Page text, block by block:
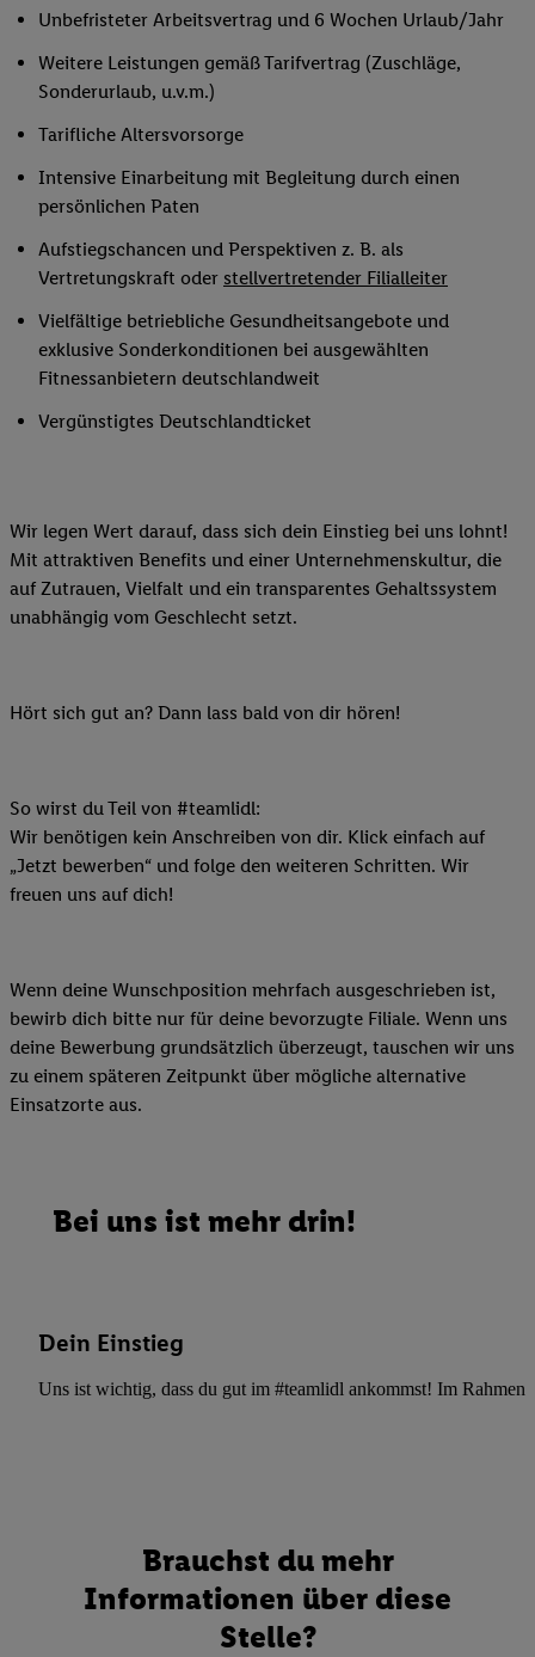
Unbefristeter Arbeitsvertrag und 6 Wochen Urlaub/Jahr
Weitere Leistungen gemäß Tarifvertrag (Zuschläge,
Sonderurlaub, u.v.m.)
Tarifliche Altersvorsorge
Intensive Einarbeitung mit Begleitung durch einen
persönlichen Paten
Aufstiegschancen und Perspektiven z. B. als
Vertretungskraft oder stellvertretender Filialleiter
Vielfältige betriebliche Gesundheitsangebote und
exklusive Sonderkonditionen bei ausgewählten
Fitnessanbietern deutschlandweit
Vergünstigtes Deutschlandticket
Wir legen Wert darauf, dass sich dein Einstieg bei uns lohnt!
Mit attraktiven Benefits und einer Unternehmenskultur, die
auf Zutrauen, Vielfalt und ein transparentes Gehaltssystem
unabhängig vom Geschlecht setzt.
Hört sich gut an? Dann lass bald von dir hören!
So wirst du Teil von #teamlidl:
Wir benötigen kein Anschreiben von dir. Klick einfach auf
„Jetzt bewerben“ und folge den weiteren Schritten. Wir
freuen uns auf dich!
Wenn deine Wunschposition mehrfach ausgeschrieben ist,
bewirb dich bitte nur für deine bevorzugte Filiale. Wenn uns
deine Bewerbung grundsätzlich überzeugt, tauschen wir uns
zu einem späteren Zeitpunkt über mögliche alternative
Einsatzorte aus.
Bei uns ist mehr drin!
Dein Einstieg
Uns ist wichtig, dass du gut im #teamlidl ankommst! Im Rahmen
Brauchst du mehr
Informationen über diese
Stelle?